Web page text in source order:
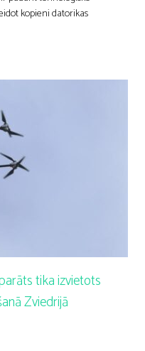
kopieni datorikas
tika izvietots
Zviedrijā